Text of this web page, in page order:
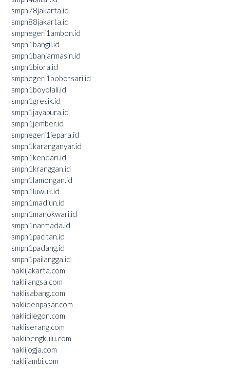
smpn78jakarta.id
smpn88jakarta.id
smpnegeri1ambon.id
smpn1bangil.id
smpn1banjarmasin.id
smpn1biora.id
smpnegeri1bobotsari.id
smpn1boyolali.id
smpn1gresik.id
smpn1jayapura.id
smpn1jember.id
smpnegeri1jepara.id
smpn1karanganyar.id
smpn1kendari.id
smpn1kranggan.id
smpn1lamongan.id
smpn1luwuk.id
smpn1madiun.id
smpn1manokwari.id
smpn1narmada.id
smpn1pacitan.id
smpn1padang.id
smpn1pailangga.id
haklijakarta.com
haklilangsa.com
haklisabang.com
haklidenpasar.com
haklicilegon.com
hakliserang.com
haklibengkulu.com
haklijogja.com
haklijambi.com